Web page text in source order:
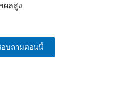
ผลสูง
อบถามตอนนี้